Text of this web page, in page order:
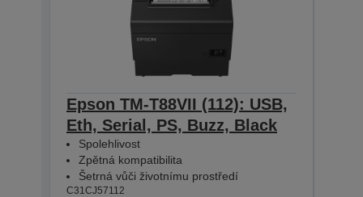
Epson TM-T88VII (112): USB,
Eth, Serial, PS, Buzz, Black
Spolehlivost
Zpětná kompatibilita
Šetrná vůči životnímu prostředí
C31CJ57112